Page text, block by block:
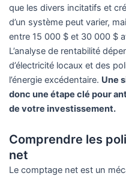
que les divers incitatifs et
d’un système peut varier,
entre 15 000 $ et 30 000 $
L’analyse de rentabilité
d’électricité locaux et des
l’énergie excédentaire. Une
donc une étape clé pour
de votre investissement.
Comprendre les
net
Le comptage net est un